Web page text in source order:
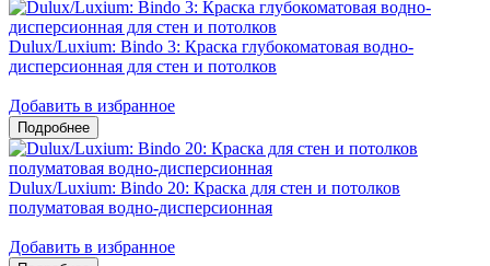
Dulux/Luxium: Bindo 3: Краска глубокоматовая водно-
дисперсионная для стен и потолков
Добавить в избранное
Dulux/Luxium: Bindo 20: Краска для стен и потолков
полуматовая водно-дисперсионная
Добавить в избранное